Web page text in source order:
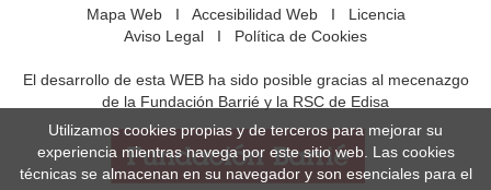
Mapa WebI Accesibilidad WebI Licencia
Aviso Legal I Política de Cookies
El desarrollo de esta WEB ha sido posible gracias al mecenazgo
de la Fundación Barrié y la RSC de Edisa
Utilizamos cookies propias y de terceros para mejorar su
experiencia mientras navega por este sitio web. Las cookies
técnicas se almacenan en su navegador y son esenciales para el